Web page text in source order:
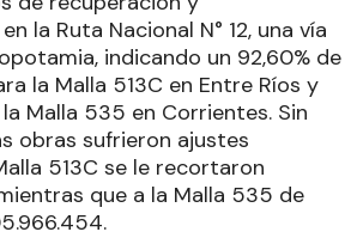
la Ruta Nacional N° 12, una vía
indicando un 92,60% de
la Malla 513C en Entre Ríos y
Malla 535 en Corrientes. Sin
obras sufrieron ajustes
513C se le recortaron
mientras que a la Malla 535 de